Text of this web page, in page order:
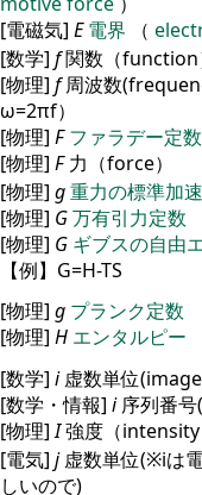
[電磁気] E 電界 （
[数学] f関数（function
[物理] f周波数
ω=2πf）
[物理] F ファラデー定数
[物理] F力（force）
[物理] g重力の標準加
[物理] G万有引力定数
[物理] G ギブスの自由
【例】G=H-TS
[物理] g プランク定数
[物理] H エンタルピー
[数学] i虚数単位
[数学・情報] i序列番
[物理]I強度（intensity
[電気] j虚数単位(※iは
しいので)